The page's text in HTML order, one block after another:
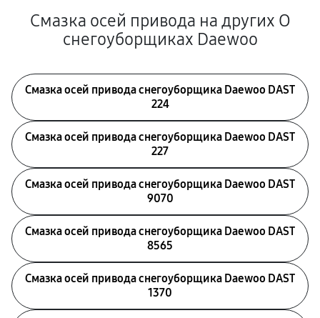
Смазка осей привода на других О
снегоуборщиках Daewoo
Смазка осей привода снегоуборщика Daewoo DAST
224
Смазка осей привода снегоуборщика Daewoo DAST
227
Смазка осей привода снегоуборщика Daewoo DAST
9070
Смазка осей привода снегоуборщика Daewoo DAST
8565
Смазка осей привода снегоуборщика Daewoo DAST
1370